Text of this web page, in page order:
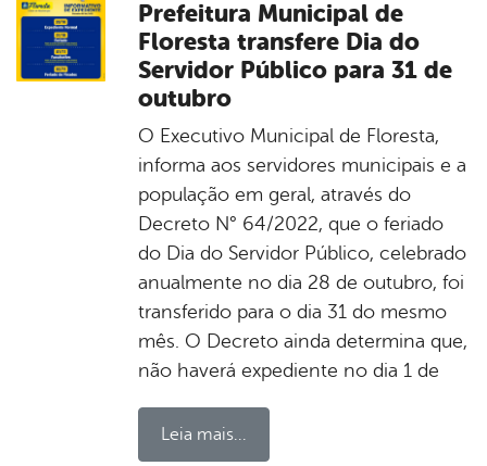
Prefeitura Municipal de
Floresta transfere Dia do
Servidor Público para 31 de
outubro
O Executivo Municipal de Floresta,
informa aos servidores municipais e a
população em geral, através do
Decreto N° 64/2022, que o feriado
do Dia do Servidor Público, celebrado
anualmente no dia 28 de outubro, foi
transferido para o dia 31 do mesmo
mês. O Decreto ainda determina que,
não haverá expediente no dia 1 de
Leia mais...